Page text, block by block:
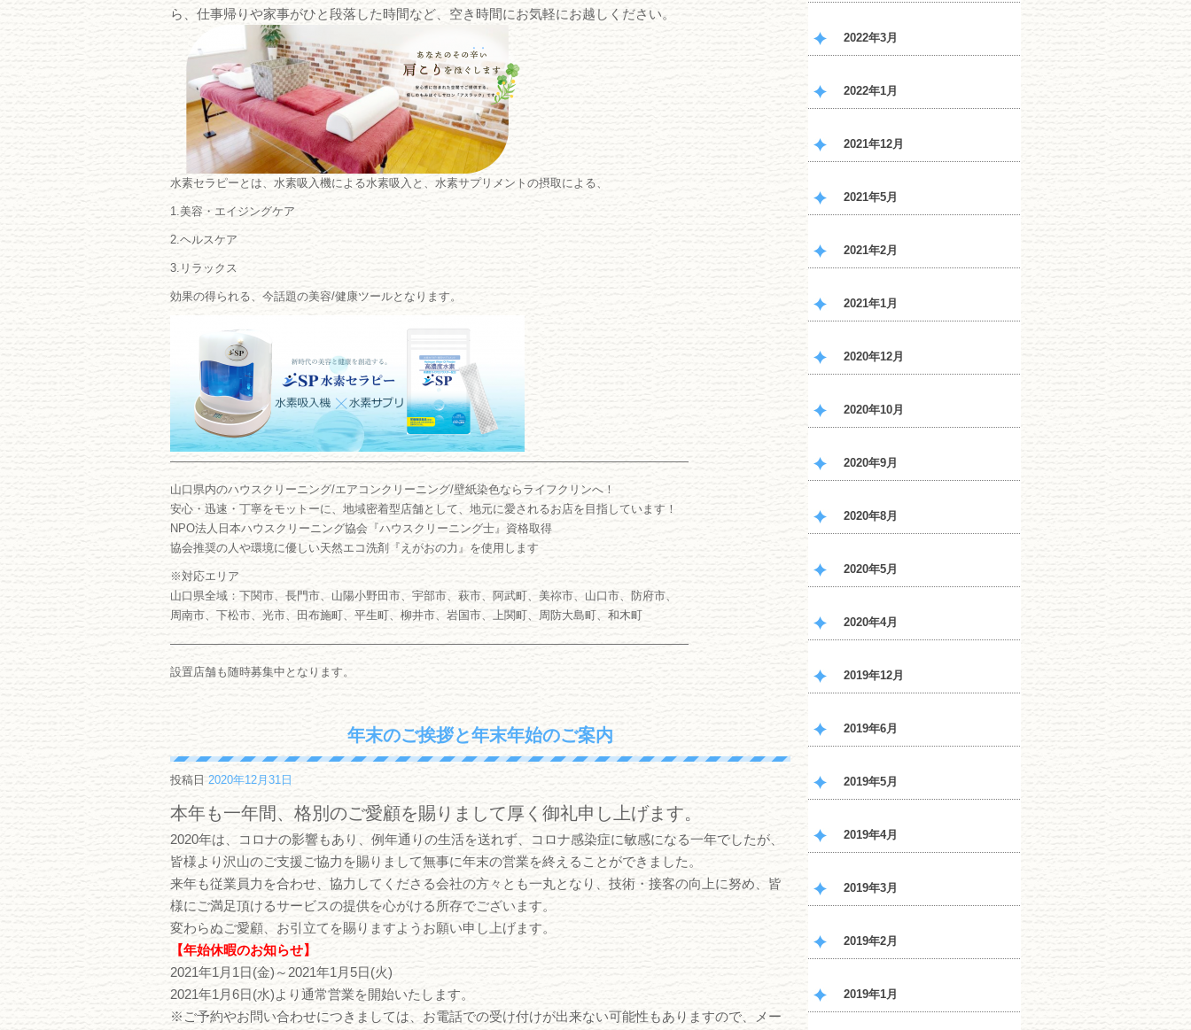
ら、仕事帰りや家事がひと段落した時間など、空き時間にお気軽にお越しください。
水素セラピーとは、水素吸入機による水素吸入と、水素サプリメントの摂取による、
1.美容・エイジングケア
2.ヘルスケア
3.リラックス
効果の得られる、今話題の美容/健康ツールとなります。
―――――――――――――――――――――――――――――――――――――――――――――
山口県内のハウスクリーニング/エアコンクリーニング/壁紙染色ならライフクリンへ！
安心・迅速・丁寧をモットーに、地域密着型店舗として、地元に愛されるお店を目指しています！
NPO法人日本ハウスクリーニング協会『ハウスクリーニング士』資格取得
協会推奨の人や環境に優しい天然エコ洗剤『えがおの力』を使用します
※対応エリア
山口県全域：下関市、長門市、山陽小野田市、宇部市、萩市、阿武町、美祢市、山口市、防府市、
周南市、下松市、光市、田布施町、平生町、柳井市、岩国市、上関町、周防大島町、和木町
―――――――――――――――――――――――――――――――――――――――――――――
設置店舗も随時募集中となります。
年末のご挨拶と年末年始のご案内
投稿日 2020年12月31日
本年も一年間、格別のご愛顧を賜りまして厚く御礼申し上げます。
2020年は、コロナの影響もあり、例年通りの生活を送れず、コロナ感染症に敏感になる一年でしたが、
皆様より沢山のご支援ご協力を賜りまして無事に年末の営業を終えることができました。
来年も従業員力を合わせ、協力してくださる会社の方々とも一丸となり、技術・接客の向上に努め、皆
様にご満足頂けるサービスの提供を心がける所存でございます。
変わらぬご愛顧、お引立てを賜りますようお願い申し上げます。
【年始休暇のお知らせ】
2021年1月1日(金)～2021年1月5日(火)
2021年1月6日(水)より通常営業を開始いたします。
※ご予約やお問い合わせにつきましては、お電話での受け付けが出来ない可能性もありますので、メー
2022年3月
2022年1月
2021年12月
2021年5月
2021年2月
2021年1月
2020年12月
2020年10月
2020年9月
2020年8月
2020年5月
2020年4月
2019年12月
2019年6月
2019年5月
2019年4月
2019年3月
2019年2月
2019年1月